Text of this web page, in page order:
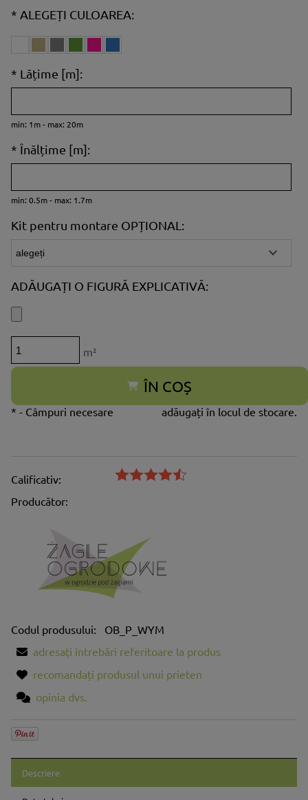
* ALEGEȚI CULOAREA:
* Lățime [m]:
min: 1m - max: 20m
* Înălțime [m]:
min: 0.5m - max: 1.7m
Kit pentru montare OPȚIONAL:
ADĂUGAȚI O FIGURĂ EXPLICATIVĂ:
m²
ÎN COȘ
adăugați în locul de stocare.
* - Câmpuri necesare
Calificativ:
Producător:
Codul produsului:
OB_P_WYM
adresați întrebări referitoare la produs
recomandați produsul unui prieten
opinia dvs.
Descriere